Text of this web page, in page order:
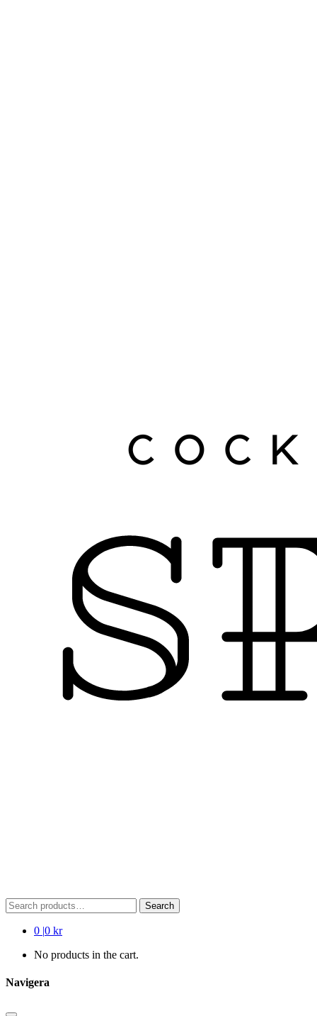
Search
for:
Search
0 |0 kr
No products in the cart.
Navigera